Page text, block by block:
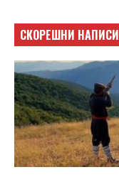
СКОРЕШНИ НАПИСИ